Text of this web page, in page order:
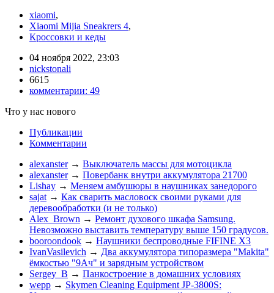
xiaomi,
Xiaomi Mijia Sneakrers 4,
Кроссовки и кеды
04 ноября 2022, 23:03
nickstonali
6615
комментарии: 49
Что у нас нового
Публикации
Комментарии
alexanster → Выключатель массы для мотоцикла
alexanster → Повербанк внутри аккумулятора 21700
Lishay → Меняем амбушюры в наушниках занедорого
sajat → Как сварить масловоск своими руками для
деревообработки (и не только)
Alex_Brown → Ремонт духового шкафа Samsung.
Невозможно выставить температуру выше 150 градусов.
booroondook → Наушники беспроводные FIFINE X3
IvanVasilevich → Два аккумулятора типоразмера "Makita"
ёмкостью "9Ач" и зарядным устройством
Sergey_B → Панкостроение в домашних условиях
wepp → Skymen Cleaning Equipment JP-3800S: